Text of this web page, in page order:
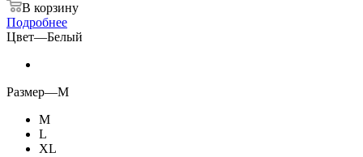
В корзину
Подробнее
Цвет—Белый
Размер—M
M
L
XL